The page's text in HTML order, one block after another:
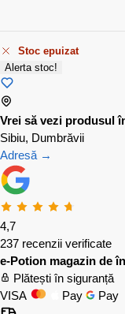
Stoc epuizat
Alerta stoc!
Vrei să vezi produsul
Sibiu, Dumbrăvii
Adresă →
4,7
237 recenzii verificate
e-Potion magazin de
Plătești în siguranță
VISA
Pay Pay